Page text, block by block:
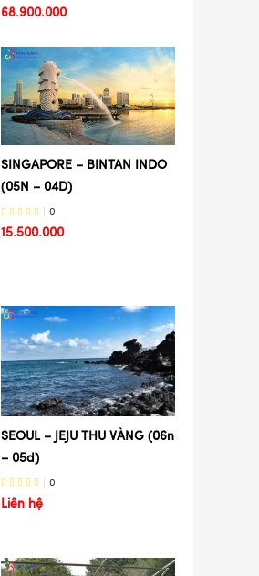
68.900.000
SINGAPORE – BINTAN INDO
(05N – 04D)
0
15.500.000
SEOUL – JEJU THU VÀNG (06n
– 05d)
0
Liên hệ